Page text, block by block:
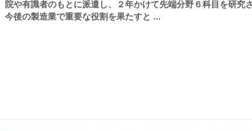
院や有識者のもとに派遣し、２年かけて先端分野６科目を研
今後の製造業で重要な役割を果たすと ...